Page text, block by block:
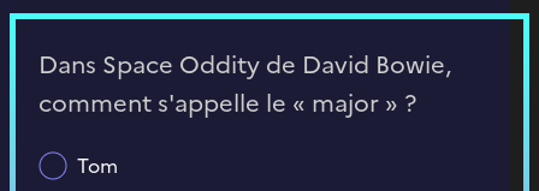
Dans Space Oddity de David Bowie,
comment s'appelle le « major » ?
Tom